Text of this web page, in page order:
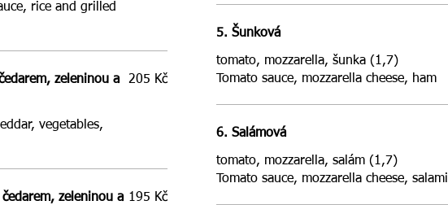
rice and grilled
zeleninou a
vegetables,
205 Kč
zeleninou a 195 Kč
5. Šunková
tomato, mozzarella, šunka (1,7)
Tomato sauce, mozzarella cheese, ham
6. Salámová
tomato, mozzarella, salám (1,7)
Tomato sauce, mozzarella cheese, salami